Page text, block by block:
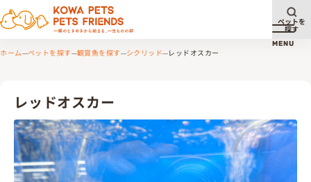
メニ
MENU
ペットを
探す
ホーム ペットを探す 観賞魚を探す シクリッド レッドオスカー
レッドオスカー